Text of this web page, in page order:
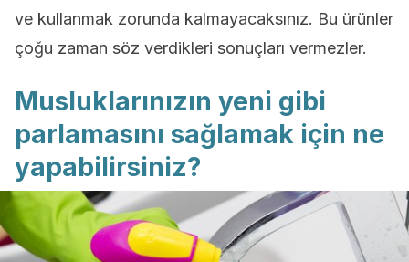
ve kullanmak zorunda kalmayacaksınız. Bu ürünler
çoğu zaman söz verdikleri sonuçları vermezler.
Musluklarınızın yeni gibi
parlamasını sağlamak için ne
yapabilirsiniz?